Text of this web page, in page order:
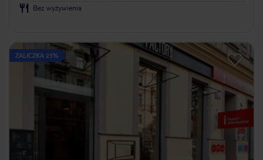
Bez wyżywienia
ZALICZKA 25%